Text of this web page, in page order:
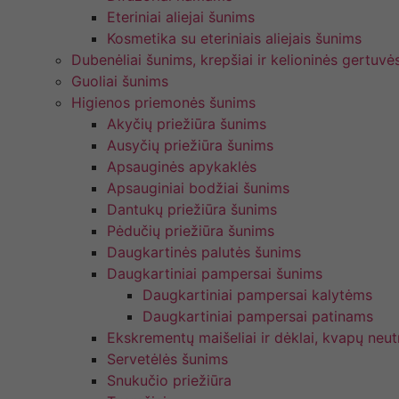
Eteriniai aliejai šunims
Kosmetika su eteriniais aliejais šunims
Dubenėliai šunims, krepšiai ir kelioninės
Guoliai šunims
Higienos priemonės šunims
Akyčių priežiūra šunims
Ausyčių priežiūra šunims
Apsauginės apykaklės
Apsauginiai bodžiai šunims
Dantukų priežiūra šunims
Pėdučių priežiūra šunims
Daugkartinės palutės šunims
Daugkartiniai pampersai šunims
Daugkartiniai pampersai kalytėms
Daugkartiniai pampersai patinams
Ekskrementų maišeliai ir dėklai, kvapų
Servetėlės šunims
Snukučio priežiūra